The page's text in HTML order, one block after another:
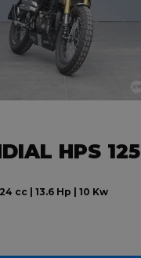
HPS 125
cc | 13.6 Hp | 10 Kw